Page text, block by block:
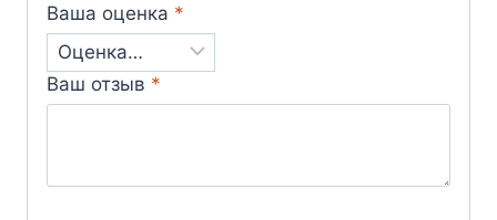
Ваша оценка *
Ваш отзыв *